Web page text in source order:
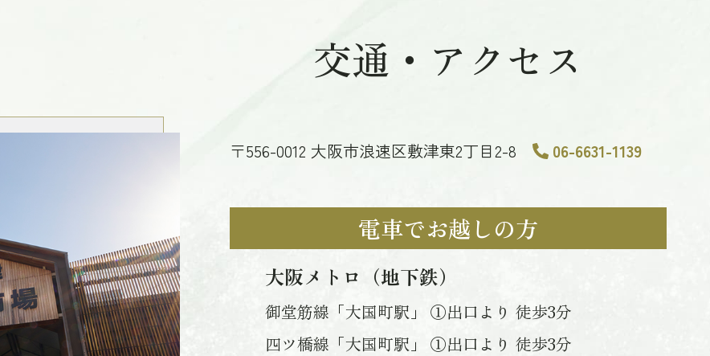
交通・アクセス
〒556-0012 大阪市浪速区敷津東2丁目2-8 06-6631-1139
電車でお越しの方
大阪メトロ（地下鉄）
御堂筋線「大国町駅」 ①出口より 徒歩3分
四ツ橋線「大国町駅」 ①出口より 徒歩3分